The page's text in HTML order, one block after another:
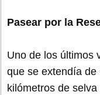
Pasear por la
Uno de los últimos
que se extendía
kilómetros de